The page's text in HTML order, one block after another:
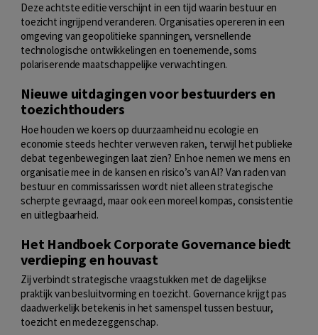
Deze achtste editie verschijnt in een tijd waarin bestuur en
toezicht ingrijpend veranderen. Organisaties opereren in een
omgeving van geopolitieke spanningen, versnellende
technologische ontwikkelingen en toenemende, soms
polariserende maatschappelijke verwachtingen.
Nieuwe uitdagingen voor bestuurders en
toezichthouders
Hoe houden we koers op duurzaamheid nu ecologie en
economie steeds hechter verweven raken, terwijl het publieke
debat tegenbewegingen laat zien? En hoe nemen we mens en
organisatie mee in de kansen en risico’s van AI? Van raden van
bestuur en commissarissen wordt niet alleen strategische
scherpte gevraagd, maar ook een moreel kompas, consistentie
en uitlegbaarheid.
Het Handboek Corporate Governance biedt
verdieping en houvast
Zij verbindt strategische vraagstukken met de dagelijkse
praktijk van besluitvorming en toezicht. Governance krijgt pas
daadwerkelijk betekenis in het samenspel tussen bestuur,
toezicht en medezeggenschap.